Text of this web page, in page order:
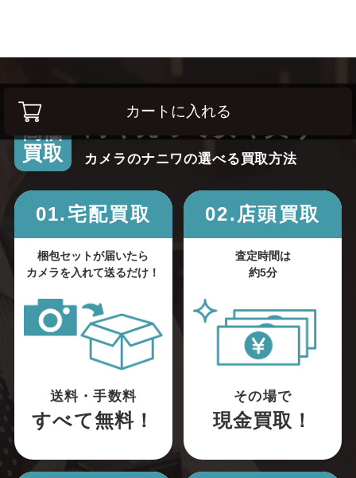
カートに入れる
高価
買取
カメラのナニワの選べる買取方法
01.宅配買取
梱包セットが届いたら
カメラを入れて送るだけ！
送料・手数料
すべて無料！
02.店頭買取
査定時間は
約5分
その場で
現金買取！